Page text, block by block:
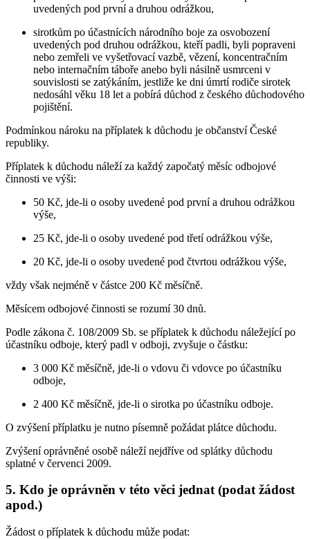
uvedených pod první a druhou odrážkou,
sirotkům po účastnících národního boje za osvobození
uvedených pod druhou odrážkou, kteří padli, byli popraveni
nebo zemřeli ve vyšetřovací vazbě, vězení, koncentračním
nebo internačním táboře anebo byli násilně usmrceni v
souvislosti se zatýkáním, jestliže ke dni úmrtí rodiče sirotek
nedosáhl věku 18 let a pobírá důchod z českého důchodového
pojištění.
Podmínkou nároku na příplatek k důchodu je občanství České
republiky.
Příplatek k důchodu náleží za každý započatý měsíc odbojové
činnosti ve výši:
50 Kč, jde-li o osoby uvedené pod první a druhou odrážkou
výše,
25 Kč, jde-li o osoby uvedené pod třetí odrážkou výše,
20 Kč, jde-li o osoby uvedené pod čtvrtou odrážkou výše,
vždy však nejméně v částce 200 Kč měsíčně.
Měsícem odbojové činnosti se rozumí 30 dnů.
Podle zákona č. 108/2009 Sb. se příplatek k důchodu náležející po
účastníku odboje, který padl v odboji, zvyšuje o částku:
3 000 Kč měsíčně, jde-li o vdovu či vdovce po účastníku
odboje,
2 400 Kč měsíčně, jde-li o sirotka po účastníku odboje.
O zvýšení příplatku je nutno písemně požádat plátce důchodu.
Zvýšení oprávněné osobě náleží nejdříve od splátky důchodu
splatné v červenci 2009.
5. Kdo je oprávněn v této věci jednat (podat žádost
apod.)
Žádost o příplatek k důchodu může podat: